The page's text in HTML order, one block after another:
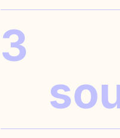
COÛT DE LOCATION PARTAGÉ
3